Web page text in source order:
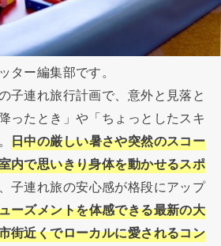
ター編集部です。
子連れ旅行計画で、意外と見落と
ったとき」や「ちょっとしたスキ
日中の厳しい暑さや突然のスコー
内で思いきり身体を動かせるスポ
子連れ旅の安心感が格段にアップ
ーズメントを体感できる最新の大
街近くでローカルに愛されるコン